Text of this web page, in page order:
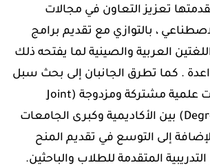
تعزيز التعاون في مجالات
، بالتوازي مع تقديم برامج
العربية والصينية لما يفتحه ذلك
. كما تطرق الجانبان إلى بحث سبل
إطلاق برامج درجات علمية مشتركة ومزدوجة (Joint
Degree & Dual Degree) بين الأكاديمية وكبرى الجامعات
إلى التوسع في تقديم المنح
المتقدمة للطلاب والباحثين.